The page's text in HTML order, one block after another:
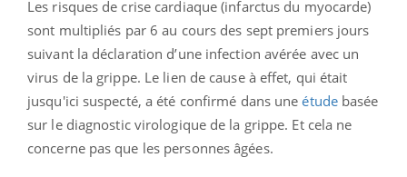
Les risques de crise cardiaque (infarctus du myocarde)
sont multipliés par 6 au cours des sept premiers jours
suivant la déclaration d’une infection avérée avec un
virus de la grippe. Le lien de cause à effet, qui était
jusqu'ici suspecté, a été confirmé dans uneétudebasée
sur le diagnostic virologique de la grippe. Et cela ne
concerne pas que les personnes âgées.